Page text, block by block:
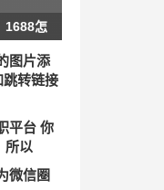
1688怎
图片添
跳转链接
平台 你
所以
微信圈